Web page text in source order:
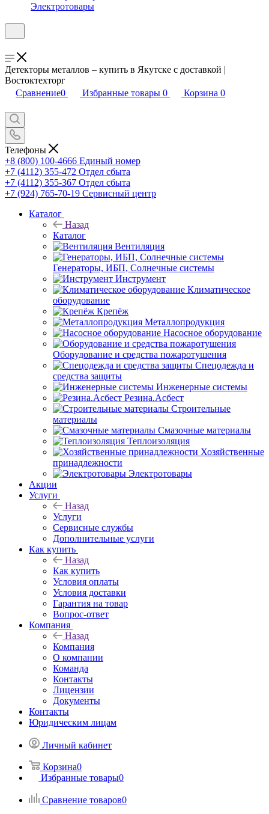
Электротовары
Детекторы металлов – купить в Якутске с доставкой |
Востоктехторг
Сравнение0 Избранные товары 0 Корзина 0
Телефоны
+8 (800) 100-4666 Единый номер
+7 (4112) 355-472 Отдел сбыта
+7 (4112) 355-367 Отдел сбыта
+7 (924) 765-70-19 Сервисный центр
Каталог
Назад
Каталог
Вентиляция
Генераторы, ИБП, Солнечные системы
Инструмент
Климатическое
оборудование
Крепёж
Металлопродукция
Насосное оборудование
Оборудование и средства пожаротушения
Спецодежда и
средства защиты
Инженерные системы
Резина.Асбест
Строительные
материалы
Смазочные материалы
Теплоизоляция
Хозяйственные
принадлежности
Электротовары
Акции
Услуги
Назад
Услуги
Сервисные службы
Дополнительные услуги
Как купить
Назад
Как купить
Условия оплаты
Условия доставки
Гарантия на товар
Вопрос-ответ
Компания
Назад
Компания
О компании
Команда
Контакты
Лицензии
Документы
Контакты
Юридическим лицам
Личный кабинет
Корзина0
Избранные товары0
Сравнение товаров0